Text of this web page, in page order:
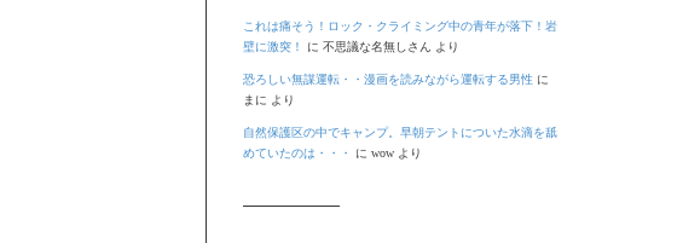
これは痛そう！ロック・クライミング中の青年が落下！岩
壁に激突！
に 不思議な名無しさん より
恐ろしい無謀運転・・漫画を読みながら運転する男性に
まに より
自然保護区の中でキャンプ。早朝テントについた水滴を舐
めていたのは・・・
に wowより